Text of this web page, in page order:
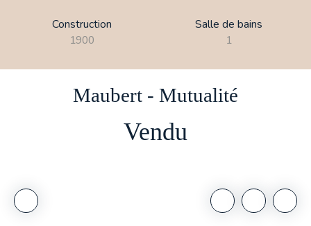
Construction
1900
Salle de bains
1
Maubert - Mutualité
Vendu